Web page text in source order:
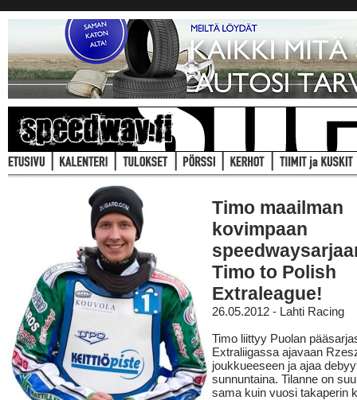
Timo maailman
kovimpaan
Timo to Polish
Extraleague!
26.05.2012 - Lahti Racing
Timo liittyy Puolan
Extraliigassa ajavaan
joukkueeseen ja ajaa
sunnuntaina. Tilanne on
sama kuin vuosi takaperin